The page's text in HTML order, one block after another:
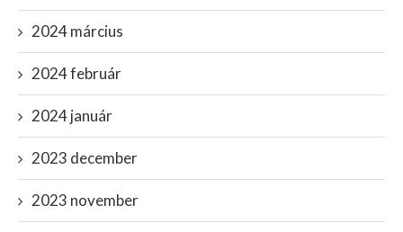
2024 március
2024 február
2024 január
2023 december
2023 november